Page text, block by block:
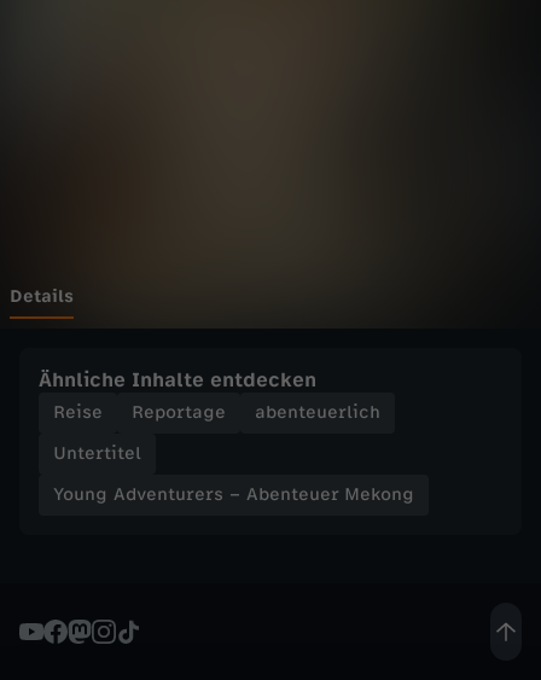
r
r
s
b
Details
Ähnliche Inhalte entdecken
Reise Reportage
abenteuerlich
Untertitel
Young Adventurers – Abenteuer Mekong